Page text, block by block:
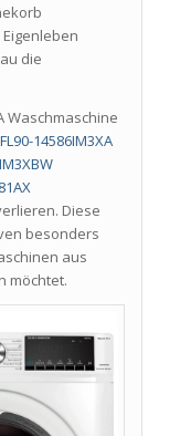
die
Waschmaschine
14586IM3XA
Diese
besonders
aus
möchtet.